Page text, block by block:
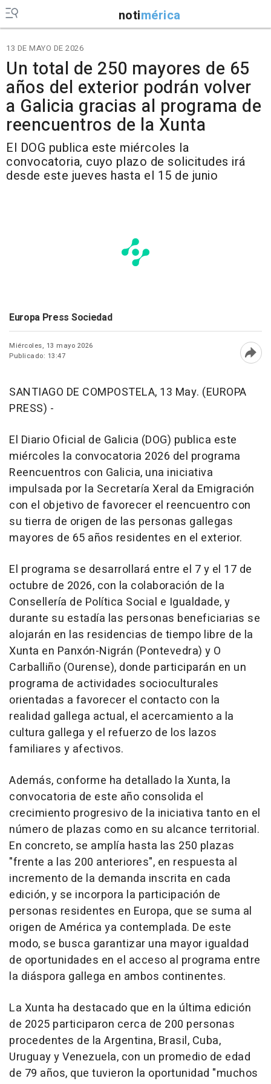
notimérica
13 DE MAYO DE 2026
Un total de 250 mayores de 65
años del exterior podrán volver
a Galicia gracias al programa de
reencuentros de la Xunta
El DOG publica este miércoles la
convocatoria, cuyo plazo de solicitudes irá
desde este jueves hasta el 15 de junio
Europa Press Sociedad
Miércoles, 13 mayo 2026
Publicado: 13:47
SANTIAGO DE COMPOSTELA, 13 May. (EUROPA
PRESS) -
El Diario Oficial de Galicia (DOG) publica este
miércoles la convocatoria 2026 del programa
Reencuentros con Galicia, una iniciativa
impulsada por la Secretaría Xeral da Emigración
con el objetivo de favorecer el reencuentro con
su tierra de origen de las personas gallegas
mayores de 65 años residentes en el exterior.
El programa se desarrollará entre el 7 y el 17 de
octubre de 2026, con la colaboración de la
Consellería de Política Social e Igualdade, y
durante su estadía las personas beneficiarias se
alojarán en las residencias de tiempo libre de la
Xunta en Panxón-Nigrán (Pontevedra) y O
Carballiño (Ourense), donde participarán en un
programa de actividades socioculturales
orientadas a favorecer el contacto con la
realidad gallega actual, el acercamiento a la
cultura gallega y el refuerzo de los lazos
familiares y afectivos.
Además, conforme ha detallado la Xunta, la
convocatoria de este año consolida el
crecimiento progresivo de la iniciativa tanto en el
número de plazas como en su alcance territorial.
En concreto, se amplía hasta las 250 plazas
"frente a las 200 anteriores", en respuesta al
incremento de la demanda inscrita en cada
edición, y se incorpora la participación de
personas residentes en Europa, que se suma al
origen de América ya contemplada. De este
modo, se busca garantizar una mayor igualdad
de oportunidades en el acceso al programa entre
la diáspora gallega en ambos continentes.
La Xunta ha destacado que en la última edición
de 2025 participaron cerca de 200 personas
procedentes de la Argentina, Brasil, Cuba,
Uruguay y Venezuela, con un promedio de edad
de 79 años, que tuvieron la oportunidad "muchos